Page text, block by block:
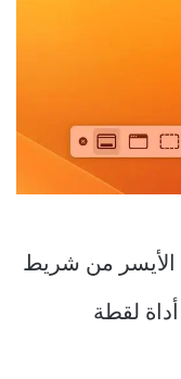
الأيسر من شريط
لقطة